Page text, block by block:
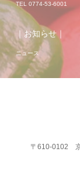
TEL 0774-53-6001
｜お知らせ｜
ニュース
〒610-0102